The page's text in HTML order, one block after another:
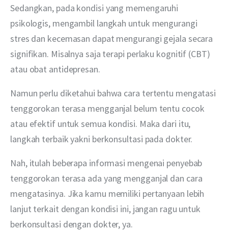
Sedangkan, pada kondisi yang memengaruhi
psikologis, mengambil langkah untuk mengurangi
stres dan kecemasan dapat mengurangi gejala secara
signifikan. Misalnya saja terapi perlaku kognitif (CBT)
atau obat antidepresan.
Namun perlu diketahui bahwa cara tertentu mengatasi
tenggorokan terasa mengganjal belum tentu cocok
atau efektif untuk semua kondisi. Maka dari itu,
langkah terbaik yakni berkonsultasi pada dokter.
Nah, itulah beberapa informasi mengenai penyebab
tenggorokan terasa ada yang mengganjal dan cara
mengatasinya. Jika kamu memiliki pertanyaan lebih
lanjut terkait dengan kondisi ini, jangan ragu untuk
berkonsultasi dengan dokter, ya.